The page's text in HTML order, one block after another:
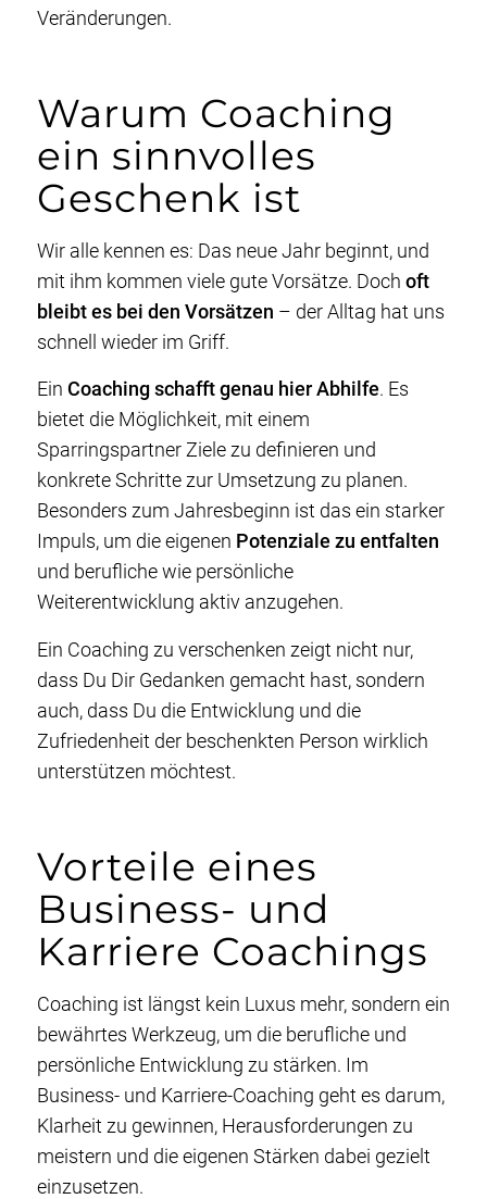
Veränderungen.
Warum Coaching
ein sinnvolles
Geschenk ist
Wir alle kennen es: Das neue Jahr beginnt, und
mit ihm kommen viele gute Vorsätze. Doch oft
bleibt es bei den Vorsätzen – der Alltag hat uns
schnell wieder im Griff.
Ein Coaching schafft genau hier Abhilfe. Es
bietet die Möglichkeit, mit einem
Sparringspartner Ziele zu definieren und
konkrete Schritte zur Umsetzung zu planen.
Besonders zum Jahresbeginn ist das ein starker
Impuls, um die eigenen Potenziale zu entfalten
und berufliche wie persönliche
Weiterentwicklung aktiv anzugehen.
Ein Coaching zu verschenken zeigt nicht nur,
dass Du Dir Gedanken gemacht hast, sondern
auch, dass Du die Entwicklung und die
Zufriedenheit der beschenkten Person wirklich
unterstützen möchtest.
Vorteile eines
Business- und
Karriere Coachings
Coaching ist längst kein Luxus mehr, sondern ein
bewährtes Werkzeug, um die berufliche und
persönliche Entwicklung zu stärken. Im
Business- und Karriere-Coaching geht es darum,
Klarheit zu gewinnen, Herausforderungen zu
meistern und die eigenen Stärken dabei gezielt
einzusetzen.